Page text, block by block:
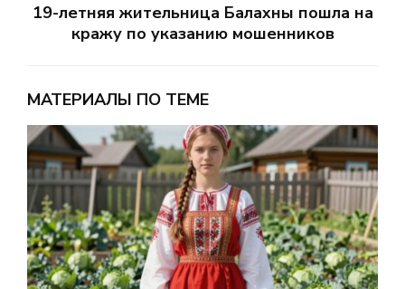
19-летняя жительница Балахны пошла на
кражу по указанию мошенников
МАТЕРИАЛЫ ПО ТЕМЕ